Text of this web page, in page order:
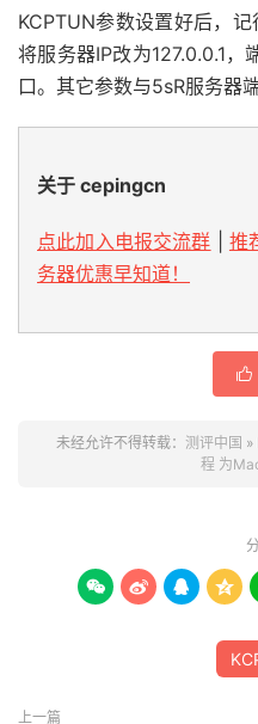
KCPTUN参数设置好后，记
将服务器IP改为127.0.0.1，
口。其它参数与5sR服务器
关于 cepingcn
点此加入电报交流群
推
务器优惠早知道！

未经允许不得转载： 测评中国 »
程 为
   
上一篇